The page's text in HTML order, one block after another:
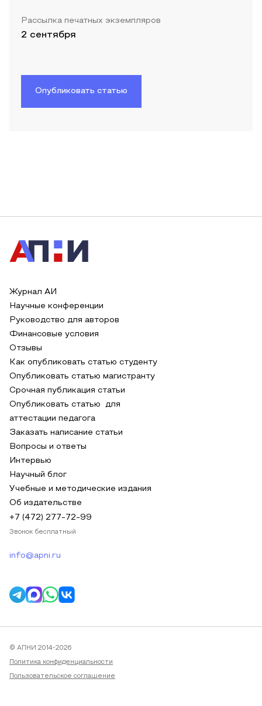
Рассылка печатных экземпляров
2 сентября
Опубликовать статью
Журнал АИ
Научные конференции
Руководство для авторов
Финансовые условия
Отзывы
Как опубликовать статью студенту
Опубликовать статью магистранту
Срочная публикация статьи
Опубликовать статью для
аттестации педагога
Заказать написание статьи
Вопросы и ответы
Интервью
Научный блог
Учебные и методические издания
Об издательстве
+7 (472) 277-72-99
Звонок бесплатный
info@apni.ru
© АПНИ 2014-2026
Политика конфиденциальности
Пользовательское соглашение